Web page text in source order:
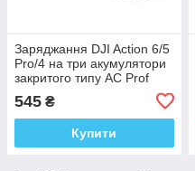
Заряджання DJI Action 6/5
Pro/4 на три акумулятори
закритого типу AC Prof
545 ₴
Купити